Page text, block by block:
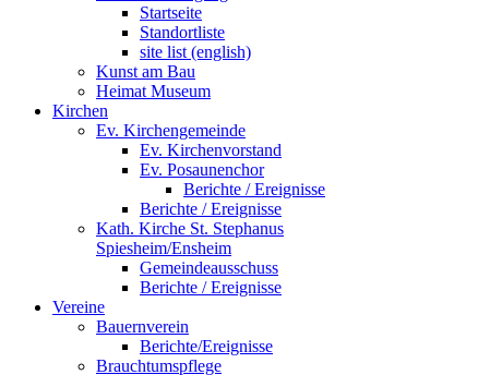
Startseite
Standortliste
site list (english)
Kunst am Bau
Heimat Museum
Kirchen
Ev. Kirchengemeinde
Ev. Kirchenvorstand
Ev. Posaunenchor
Berichte / Ereignisse
Berichte / Ereignisse
Kath. Kirche St. Stephanus
Spiesheim/Ensheim
Gemeindeausschuss
Berichte / Ereignisse
Vereine
Bauernverein
Berichte/Ereignisse
Brauchtumspflege